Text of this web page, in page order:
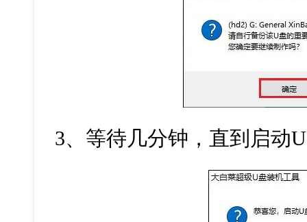
3、等待几分钟，直到启动U